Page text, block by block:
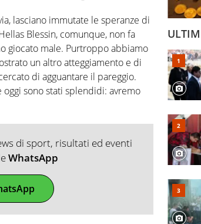
lasciano immutate le speranze di
Blessin, comunque, non fa
giocato male. Purtroppo abbiamo
un altro atteggiamento e di
di agguantare il pareggio.
sono stati splendidi: avremo
di sport, risultati ed eventi
WhatsApp